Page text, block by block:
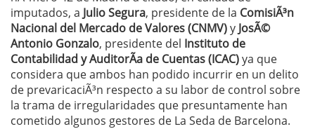
imputados, a Julio Segura, presidente de la ComisiÃ³n
Nacional del Mercado de Valores (CNMV)y JosÃ©
Antonio Gonzalo, presidente del Instituto de
Contabilidad y AuditorÃ­a de Cuentas (ICAC)ya que
considera que ambos han podido incurrir en un delito
de prevaricaciÃ³n respecto a su labor de control sobre
la trama de irregularidades que presuntamente han
cometido algunos gestores de La Seda de Barcelona.